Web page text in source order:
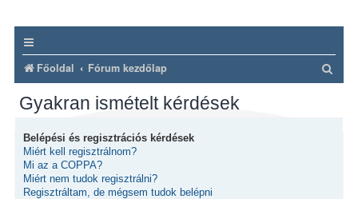
Főoldal Fórum kezdőlap
Gyakran ismételt kérdések
Belépési és regisztrációs kérdések
Miért kell regisztrálnom?
Mi az a COPPA?
Miért nem tudok regisztrálni?
Regisztráltam, de mégsem tudok belépni